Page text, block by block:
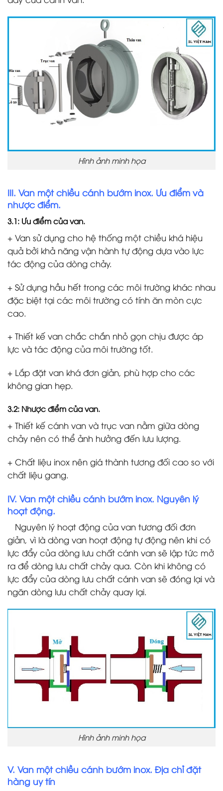
Hình ảnh minh họa
III. Van một chiều cánh bướm inox. Ưu điểm và
nhược điểm.
3.1: Ưu điểm của van.
+ Van sử dụng cho hệ thống một chiều khá hiệu
quả bởi khả năng vận hành tự động dựa vào lực
tác động của dòng chảy.
+ Sử dụng hầu hết trong các môi trường khác nhau
đặc biệt tại các môi trường có tính ăn mòn cực
cao.
+ Thiết kế van chắc chắn nhỏ gọn chịu được áp
lực và tác động của môi trường tốt.
+ Lắp đặt van khá đơn giản, phù hợp cho các
không gian hẹp.
3.2: Nhược điểm của van.
+ Thiết kế cánh van và trục van nằm giữa dòng
chảy nên có thể ảnh hưởng đến lưu lượng.
+ Chất liệu inox nên giá thành tương đối cao so với
chất liệu gang.
IV. Van một chiều cánh bướm inox. Nguyên lý
hoạt động.
Nguyên lý hoạt động của van tương đối đơn
giản, vì là dòng van hoạt động tự động nên khi có
lực đẩy của dòng lưu chất cánh van sẽ lập tức mở
ra để dòng lưu chất chảy qua. Còn khi không có
lực đẩy của dòng lưu chất cánh van sẽ đóng lại và
ngăn dòng lưu chất chảy quay lại.
Hình ảnh minh họa
V. Van một chiều cánh bướm inox. Địa chỉ đặt
hàng uy tín